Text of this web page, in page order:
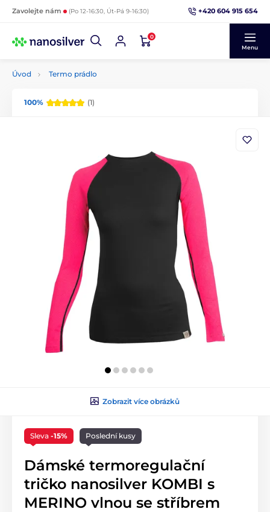
Zavolejte nám (Po 12-16:30, Út-Pá 9-16:30) +420 604 915 654
0
Menu
Úvod Termo prádlo
100% (1)
Zobrazit více obrázků
Sleva -15% Poslední kusy
Dámské termoregulační
tričko nanosilver KOMBI s
MERINO vlnou se stříbrem